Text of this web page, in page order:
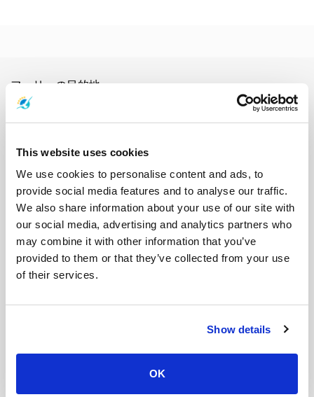
This website uses cookies
We use cookies to personalise content and ads, to
provide social media features and to analyse our traffic.
We also share information about your use of our site with
our social media, advertising and analytics partners who
may combine it with other information that you’ve
provided to them or that they’ve collected from your use
of their services.
Show details
OK
フェリーの目的地
アオナン
カオラック
カンチャナブリ
クッド島 クラダン島 クラビ
サトゥーン
スラタニ
スラタニタウン スラタニ空港
スワンナプーム国際空港
ソンクラー タオ島 タク
タルタオ島
チェンマイ
チャーン島 チュンポン チュンポン駅
チョンブリー
トラット
トラン ドンサク ナカ島
ナコンシータマラート
ナコンシータマラート市街
ナコンシータマラート空港
ナコンラチャシマ
ナンユアン島 ハジャイ パタヤ
パンガー
パンガン島
バンコク ピピ島 プーケット
プー島
プラチュワップキーリーカン
ラオリアン島
ラチャプラパーダム ラヨーン
ランカウイ
サイトマップ
Schedules and Prices